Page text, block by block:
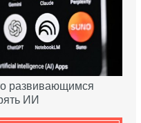
развивающимся
ИИ